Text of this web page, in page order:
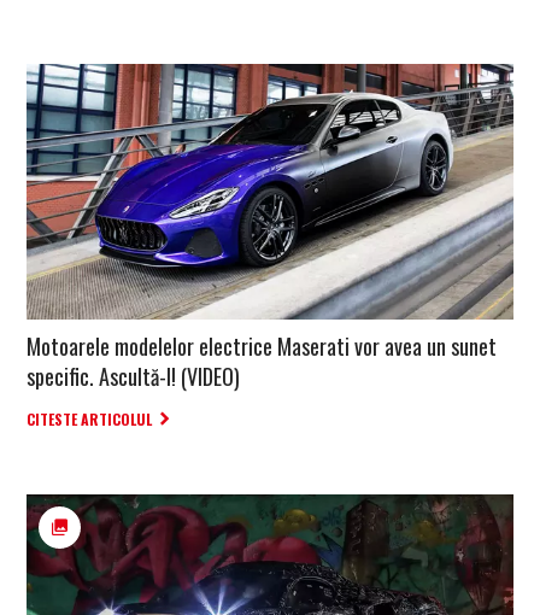
Motoarele modelelor electrice Maserati vor avea un sunet
specific. Ascultă-l! (VIDEO)
CITESTE ARTICOLUL